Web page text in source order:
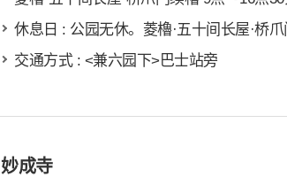
休息日 : 公园无休。菱櫓·五十间长屋·桥
交通方式 : <兼六园下>巴士站旁
妙成寺